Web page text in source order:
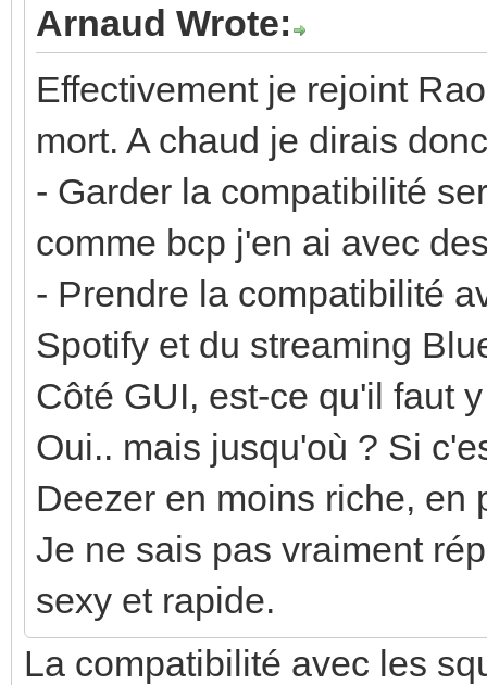
Arnaud Wrote:
Effectivement je rejoint
mort. A chaud je dirais
- Garder la compatibilité
comme bcp j'en ai avec
- Prendre la compatibilité
Spotify et du streaming
Côté GUI, est-ce qu'il faut
Oui.. mais jusqu'où ? Si
Deezer en moins riche, en
Je ne sais pas vraiment
sexy et rapide.
La compatibilité avec les